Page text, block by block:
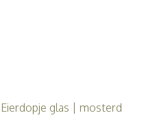
Eierdopje glas | mosterd